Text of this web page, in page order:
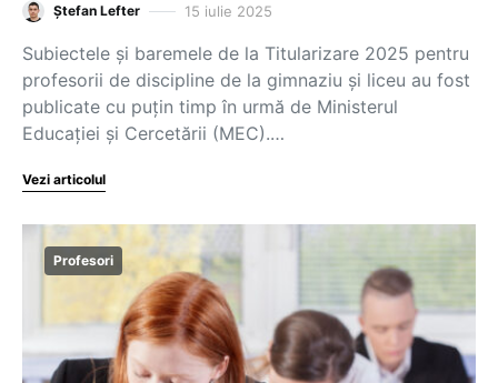
Ștefan Lefter 15 iulie 2025
Subiectele și baremele de la Titularizare 2025 pentru
profesorii de discipline de la gimnaziu și liceu au fost
publicate cu puțin timp în urmă de Ministerul
Educației și Cercetării (MEC).…
Vezi articolul
Profesori